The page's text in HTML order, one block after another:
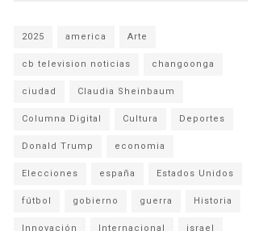
2025 america Arte
cb television noticias changoonga
ciudad Claudia Sheinbaum
Columna Digital Cultura Deportes
Donald Trump economia
Elecciones españa Estados Unidos
fútbol gobierno guerra Historia
Innovación Internacional israel